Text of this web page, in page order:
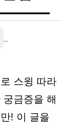
스윙 따라
금증을 해
! 이 글을